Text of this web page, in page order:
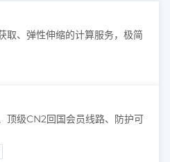
取、弹性伸缩的计算服务，极简
顶级CN2回国会员线路、防护可